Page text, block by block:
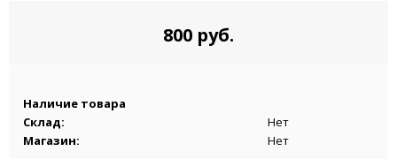
800 руб.
Наличие товара
Склад:
Нет
Магазин:
Нет